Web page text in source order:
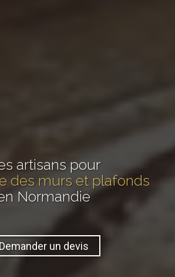
artisans pour
des murs et plafonds
Normandie
Demander un devis